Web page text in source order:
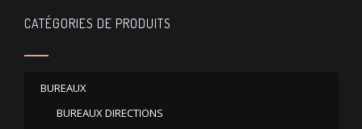
CATÉGORIES DE PRODUITS
BUREAUX
BUREAUX DIRECTIONS